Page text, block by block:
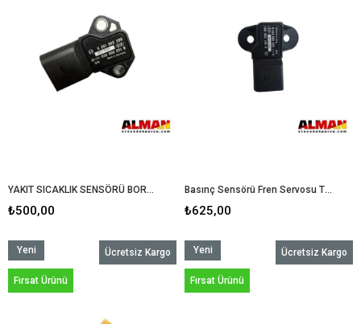
YAKIT SICAKLIK SENSÖRÜ BORA GOLF4 POLO PASSAT CADDY A3-A4-A5
₺500,00
Basınç Sensörü Fren Servosu Tüm Modeller
₺625,00
Ücretsiz Kargo
Yeni
Ürün
Fırsat Ürünü
Ücretsiz Kargo
Yeni
Ürün
Fırsat Ürünü